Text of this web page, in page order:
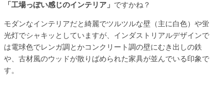
「工場っぽい感じのインテリア」 ですかね？
モダンなインテリアだと綺麗でツルツルな壁（主に白色）や蛍
光灯でシャキッとしていますが、インダストリアルデザインで
は電球色でレンガ調とかコンクリート調の壁にむき出しの鉄
や、古材風のウッドが散りばめられた家具が並んでいる印象で
す。